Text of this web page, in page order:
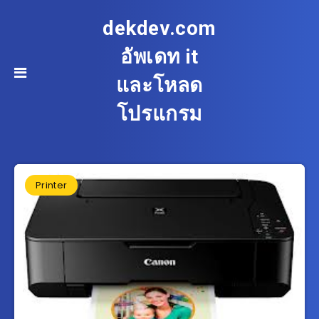
dekdev.com
อัพเดท it
และโหลด
โปรแกรม
Printer